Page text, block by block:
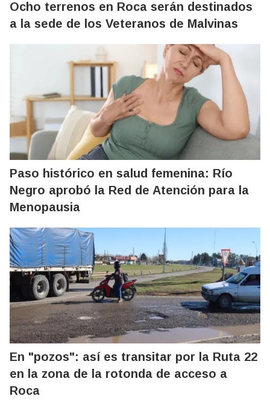
Ocho terrenos en Roca serán destinados
a la sede de los Veteranos de Malvinas
Paso histórico en salud femenina: Río
Negro aprobó la Red de Atención para la
Menopausia
En "pozos": así es transitar por la Ruta 22
en la zona de la rotonda de acceso a
Roca